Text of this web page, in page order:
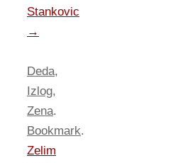
Stankovic
→
Deda,
Izlog,
Zena.
Bookmark.
Zelim